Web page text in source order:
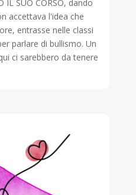
IL SUO CORSO, dando
accettava l'idea che
entrasse nelle classi
parlare di bullismo. Un
ci sarebbero da tenere